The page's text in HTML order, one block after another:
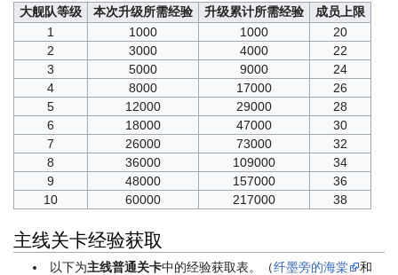
大舰队等级 本次升级所需经验 升级累计所需经验
成员上限
1
1000 1000
20
2
3000 4000
22
3
5000 9000
24
4
8000 17000
26
5
12000 29000
28
6
18000 47000
30
7
26000 73000
32
8
36000 109000
34
9
48000 157000
36
10
60000 217000 38
主线关卡经验获取
以下为主线普通关卡中的经验获取表。（纤墨旁的海棠
和